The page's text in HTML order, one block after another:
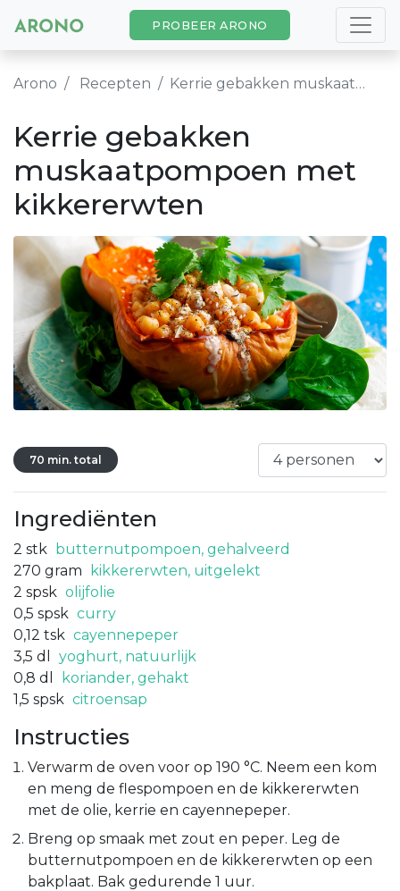
PROBEER ARONO
Arono Recepten Kerrie gebakken muskaatpompoen met kikkererwten
Kerrie gebakken
muskaatpompoen met
kikkererwten
70 min. total
Ingrediënten
2 stk butternutpompoen, gehalveerd
270 gram
kikkererwten, uitgelekt
2 spsk olijfolie
0,5 spsk curry
0,12 tsk cayennepeper
3,5 dl
yoghurt, natuurlijk
0,8 dl
koriander, gehakt
1,5 spsk citroensap
Instructies
Verwarm de oven voor op 190 °C. Neem een kom
en meng de flespompoen en de kikkererwten
met de olie, kerrie en cayennepeper.
Breng op smaak met zout en peper. Leg de
butternutpompoen en de kikkererwten op een
bakplaat. Bak gedurende 1 uur.